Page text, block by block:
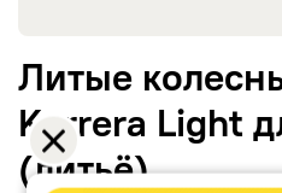
Литые
Karrera Light
(литьё)